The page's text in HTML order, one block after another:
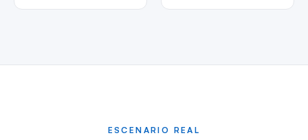
ESCENARIO REAL